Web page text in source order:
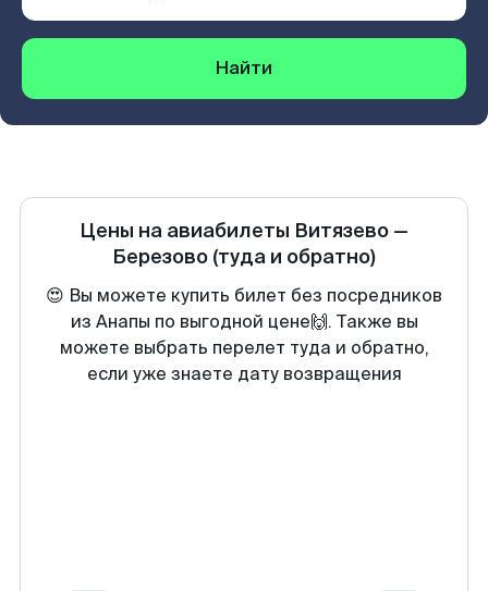
Найти
Цены на авиабилеты Витязево —
Березово (туда и обратно)
😍 Вы можете купить билет без посредников
из Анапы по выгодной цене🙌. Также вы
можете выбрать перелет туда и обратно,
если уже знаете дату возвращения